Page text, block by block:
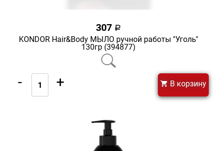
307 a
KONDOR Hair&Body МЫЛО ручной работы "Уголь"
130гр (394877)
- + В корзину